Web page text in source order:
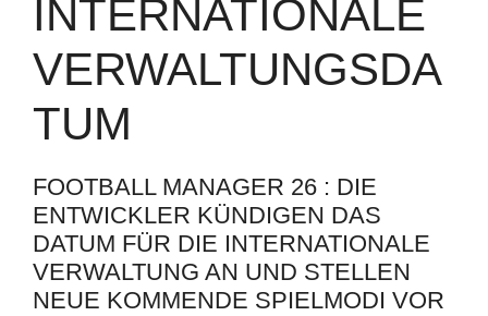
INTERNATIONALE
VERWALTUNGSDA
TUM
FOOTBALL MANAGER 26 : DIE
ENTWICKLER KÜNDIGEN DAS
DATUM FÜR DIE INTERNATIONALE
VERWALTUNG AN UND STELLEN
NEUE KOMMENDE SPIELMODI VOR